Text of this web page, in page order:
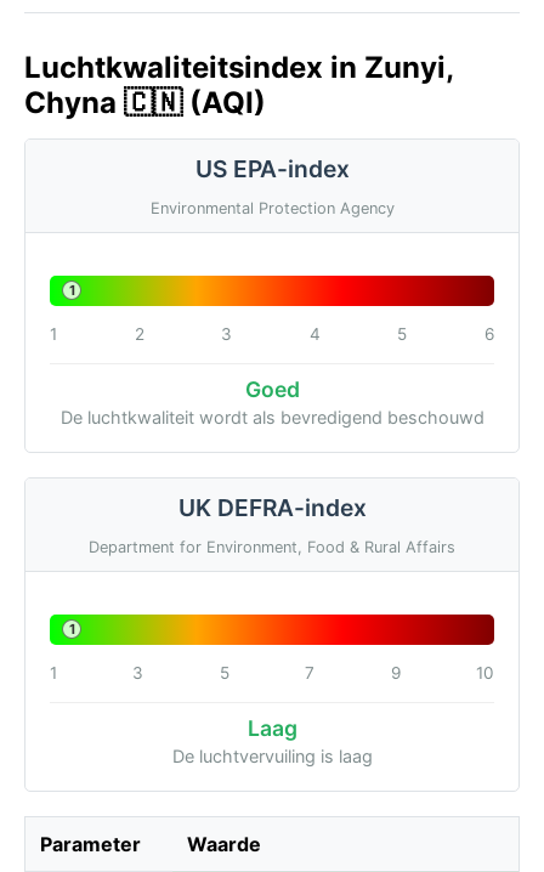
Luchtkwaliteitsindex in Zunyi,
Chyna 🇨🇳 (AQI)
US EPA-index
Environmental Protection Agency
1
1 2 3 4 5 6
Goed
De luchtkwaliteit wordt als bevredigend beschouwd
UK DEFRA-index
Department for Environment, Food & Rural Affairs
1
1 3 5 7 9 10
Laag
De luchtvervuiling is laag
Parameter Waarde